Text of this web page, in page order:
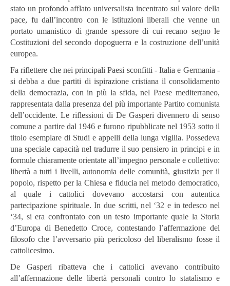
stato un profondo afflato universalista incentrato sul valore della
pace, fu dall’incontro con le istituzioni liberali che venne un
portato umanistico di grande spessore di cui recano segno le
Costituzioni del secondo dopoguerra e la costruzione dell’unità
europea.
Fa riflettere che nei principali Paesi sconfitti - Italia e Germania -
si debba a due partiti di ispirazione cristiana il consolidamento
della democrazia, con in più la sfida, nel Paese mediterraneo,
rappresentata dalla presenza del più importante Partito comunista
dell’occidente. Le riflessioni di De Gasperi divennero di senso
comune a partire dal 1946 e furono ripubblicate nel 1953 sotto il
titolo esemplare di Studi e appelli della lunga vigilia. Possedeva
una speciale capacità nel tradurre il suo pensiero in principi e in
formule chiaramente orientate all’impegno personale e collettivo:
libertà a tutti i livelli, autonomia delle comunità, giustizia per il
popolo, rispetto per la Chiesa e fiducia nel metodo democratico,
al quale i cattolici dovevano accostarsi con autentica
partecipazione spirituale. In due scritti, nel ‘32 e in tedesco nel
‘34, si era confrontato con un testo importante quale la Storia
d’Europa di Benedetto Croce, contestando l’affermazione del
filosofo che l’avversario più pericoloso del liberalismo fosse il
cattolicesimo.
De Gasperi ribatteva che i cattolici avevano contribuito
all’affermazione delle libertà personali contro lo statalismo e